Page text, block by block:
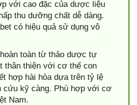
với cao đặc của dược liệu
thu dưỡng chất dễ dàng.
có hiệu quả sử dụng vô
toàn từ thảo dược tự
thân thiện với cơ thể con
hợp hài hòa dựa trên tỷ lệ
cứu kỹ càng. Phù hợp với cơ
Nam.